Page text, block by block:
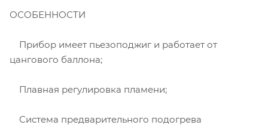
ОСОБЕННОСТИ
Прибор имеет пьезоподжиг и работает от
цангового баллона;
Плавная регулировка пламени;
Система предварительного подогрева